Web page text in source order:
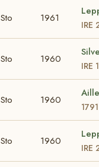
Sto 1961
IRE
Sto 1960
IRE
Sto 1960
1791
Sto 1960
IRE